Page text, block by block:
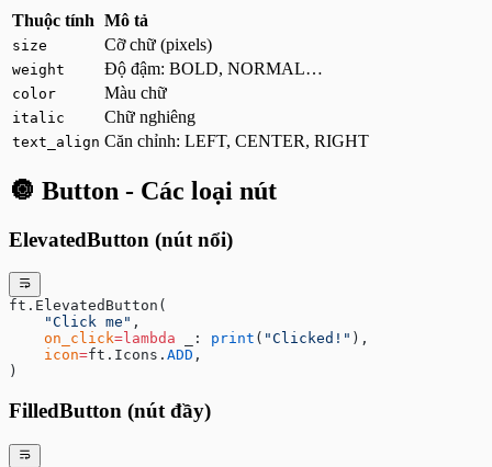
Thuộc tính Mô tả
size Cỡ chữ (pixels)
weight Độ đậm: BOLD, NORMAL…
color Màu chữ
italic Chữ nghiêng
text_align Căn chỉnh: LEFT, CENTER, RIGHT
🔘 Button - Các loại nút
ElevatedButton (nút nổi)
ft.ElevatedButton(
    "Click me"
,
    on_click
=lambda _: print ( "Clicked!" ),
    icon
=ft.Icons. ADD ,
)
FilledButton (nút đầy)